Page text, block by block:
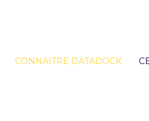
CONNAITRE DATADOCK